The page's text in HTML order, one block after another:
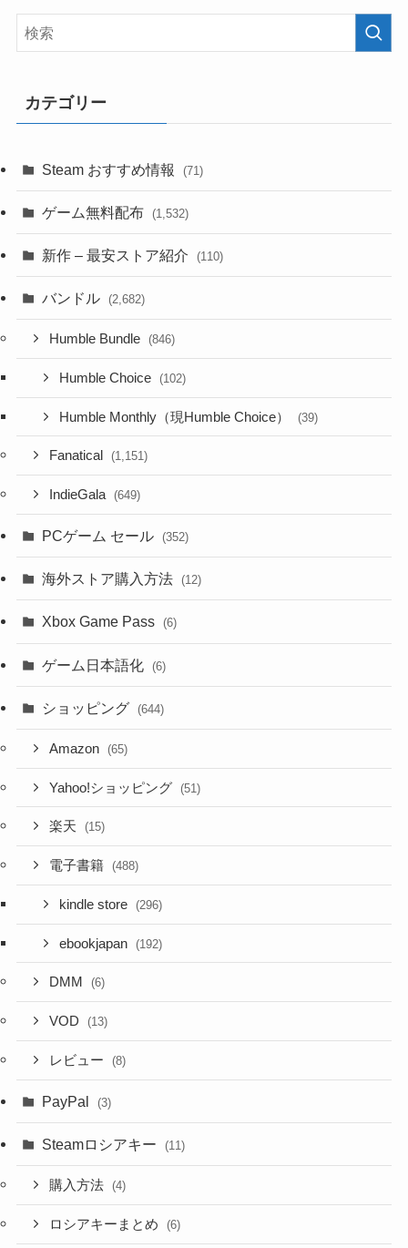
カテゴリー
Steam おすすめ情報 (71)
ゲーム無料配布 (1,532)
新作 – 最安ストア紹介 (110)
バンドル (2,682)
Humble Bundle (846)
Humble Choice (102)
Humble Monthly（現Humble Choice） (39)
Fanatical (1,151)
IndieGala (649)
PCゲーム セール (352)
海外ストア購入方法 (12)
Xbox Game Pass (6)
ゲーム日本語化 (6)
ショッピング (644)
Amazon (65)
Yahoo!ショッピング (51)
楽天 (15)
電子書籍 (488)
kindle store (296)
ebookjapan (192)
DMM (6)
VOD (13)
レビュー (8)
PayPal (3)
Steamロシアキー (11)
購入方法 (4)
ロシアキーまとめ (6)